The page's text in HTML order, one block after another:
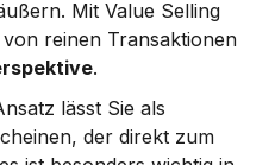
Mit Value Selling
reinen Transaktionen
.
der direkt zum